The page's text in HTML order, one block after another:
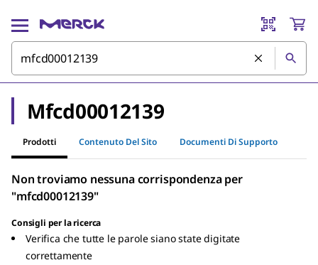
Mfcd00012139
Prodotti Contenuto Del Sito Documenti Di Supporto
Non troviamo nessuna corrispondenza per
"mfcd00012139"
Consigli per la ricerca
Verifica che tutte le parole siano state digitate
correttamente